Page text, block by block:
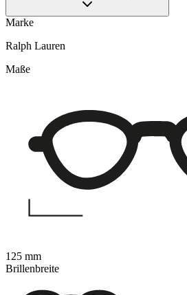
Marke
Ralph Lauren
Maße
125 mm
Brillenbreite